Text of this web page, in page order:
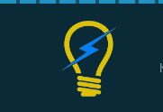
Перейти